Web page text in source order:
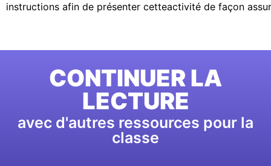
instructions afin de présenter cetteactivité de façon
CONTINUER LA
LECTURE
avec d'autres ressources pour la
classe